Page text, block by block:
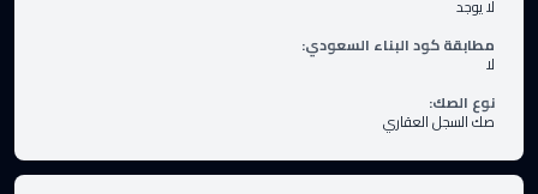
لا يوجد
مطابقة كود البناء السعودي:
لا
نوع الصك:
صك السجل العقاري